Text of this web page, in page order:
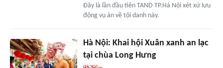
Đây là lần đầu tiên TAND TP.Hà Nội xét xử lưu
động vụ án về tội danh này.
Hà Nội: Khai hội Xuân xanh an lạc
tại chùa Long Hưng